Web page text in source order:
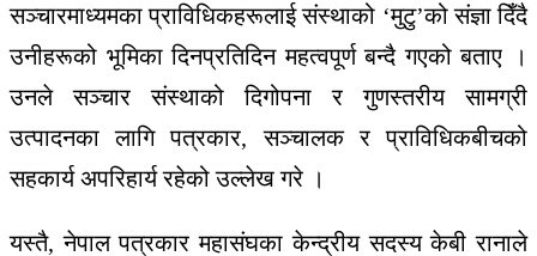
सञ्चारमाध्यमका प्राविधिकहरूलाई संस्थाको ‘मुटु’को संज्ञा दिँदै
उनीहरूको भूमिका दिनप्रतिदिन महत्वपूर्ण बन्दै गएको बताए ।
उनले सञ्चार संस्थाको दिगोपना र गुणस्तरीय सामग्री
उत्पादनका लागि पत्रकार, सञ्चालक र प्राविधिकबीचको
सहकार्य अपरिहार्य रहेको उल्लेख गरे ।
यस्तै, नेपाल पत्रकार महासंघका केन्द्रीय सदस्य केबी रानाले